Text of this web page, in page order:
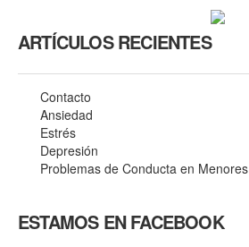
ARTÍCULOS RECIENTES
Contacto
Ansiedad
Estrés
Depresión
Problemas de Conducta en Menores
ESTAMOS EN FACEBOOK